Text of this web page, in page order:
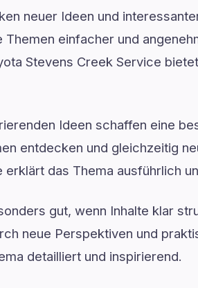
neuer Ideen und
einfacher und
Stevens Creek Service
Ideen schaffen eine
entdecken und gleichzeitig
das Thema ausführlich
gut, wenn Inhalte klar
neue Perspektiven und
detailliert und inspirierend.